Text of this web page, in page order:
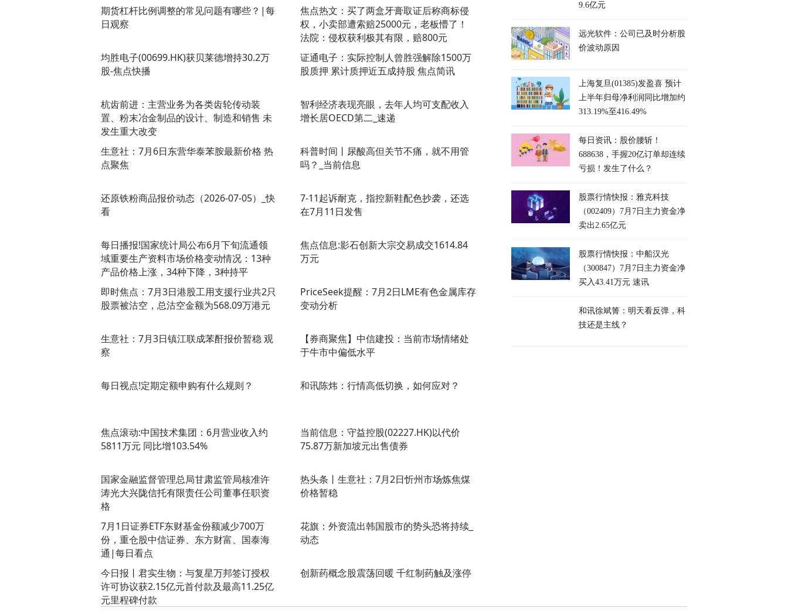
期货杠杆比例调整的常见问题有哪些？|每
日观察
焦点热文：买了两盒牙膏取证后称商标侵
权，小卖部遭索赔25000元，老板懵了！
法院：侵权获利极其有限，赔800元
均胜电子(00699.HK)获贝莱德增持30.2万
股-焦点快播
证通电子：实际控制人曾胜强解除1500万
股质押 累计质押近五成持股 焦点简讯
杭齿前进：主营业务为各类齿轮传动装
置、粉末冶金制品的设计、制造和销售 未
发生重大改变
智利经济表现亮眼，去年人均可支配收入
增长居OECD第二_速递
生意社：7月6日东营华泰苯胺最新价格 热
点聚焦
科普时间丨尿酸高但关节不痛，就不用管
吗？_当前信息
还原铁粉商品报价动态（2026-07-05）_快
看
7-11起诉耐克，指控新鞋配色抄袭，还选
在7月11日发售
每日播报!国家统计局公布6月下旬流通领
域重要生产资料市场价格变动情况：13种
产品价格上涨，34种下降，3种持平
焦点信息:影石创新大宗交易成交1614.84
万元
即时焦点：7月3日港股工用支援行业共2只
股票被沽空，总沽空金额为568.09万港元
PriceSeek提醒：7月2日LME有色金属库存
变动分析
生意社：7月3日镇江联成苯酐报价暂稳 观
察
【券商聚焦】中信建投：当前市场情绪处
于牛市中偏低水平
每日视点!定期定额申购有什么规则？ 和讯陈炜：行情高低切换，如何应对？
焦点滚动:中国技术集团：6月营业收入约
5811万元 同比增103.54%
当前信息：守益控股(02227.HK)以代价
75.87万新加坡元出售债券
国家金融监督管理总局甘肃监管局核准许
涛光大兴陇信托有限责任公司董事任职资
格
热头条丨生意社：7月2日忻州市场炼焦煤
价格暂稳
7月1日证券ETF东财基金份额减少700万
份，重仓股中信证券、东方财富、国泰海
通|每日看点
花旗：外资流出韩国股市的势头恐将持续_
动态
今日报丨君实生物：与复星万邦签订授权
许可协议获2.15亿元首付款及最高11.25亿
元里程碑付款
创新药概念股震荡回暖 千红制药触及涨停
9.6亿元
远光软件：公司已及时分析股
价波动原因
上海复旦(01385)发盈喜 预计
上半年归母净利润同比增加约
313.19%至416.49%
每日资讯：股价腰斩！
688638，手握20亿订单却连续
亏损！发生了什么？
股票行情快报：雅克科技
（002409）7月7日主力资金净
卖出2.65亿元
股票行情快报：中船汉光
（300847）7月7日主力资金净
买入43.41万元 速讯
和讯徐斌箐：明天看反弹，科
技还是主线？